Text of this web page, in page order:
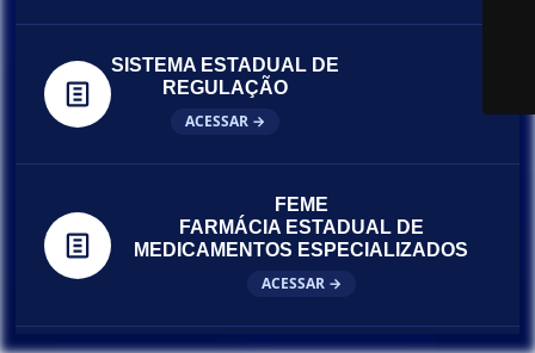
SISTEMA ESTADUAL DE
REGULAÇÃO
ACESSAR →
FEME
FARMÁCIA ESTADUAL DE
MEDICAMENTOS ESPECIALIZADOS
ACESSAR →